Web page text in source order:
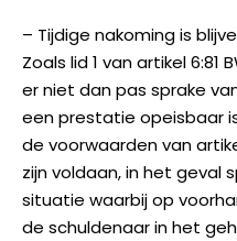
– Tijdige nakoming is
Zoals lid 1 van artikel 6:81
er niet dan pas sprake
een prestatie opeisbaar
de voorwaarden van
zijn voldaan, in het geval
situatie waarbij op
de schuldenaar in het